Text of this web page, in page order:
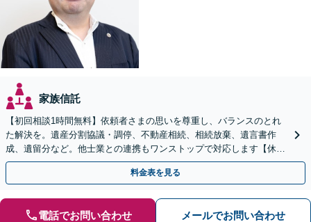
家族信託
【初回相談1時間無料】依頼者さまの思いを尊重し、バランスのとれ
た解決を。遺産分割協議・調停、不動産相続、相続放棄、遺言書作
成、遺留分など。他士業との連携もワンストップで対応します【休
日・夜間面談OK】【すすきの駅2分】
料金表を見る
電話でお問い合わせ メールでお問い合わせ